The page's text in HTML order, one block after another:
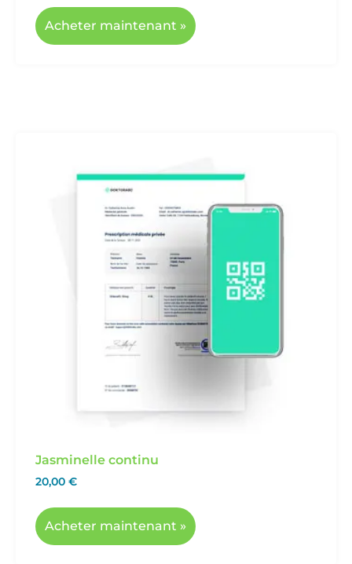
Acheter maintenant »
Jasminelle continu
20,00 €
Acheter maintenant »